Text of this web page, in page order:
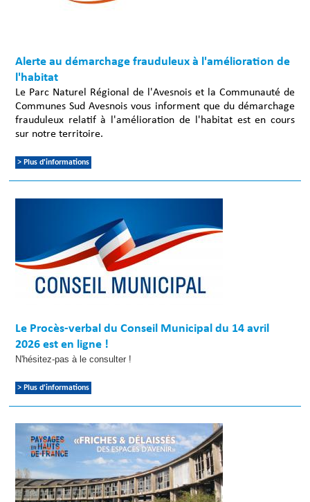
Alerte au démarchage frauduleux à l'amélioration de
l'habitat
Le Parc Naturel Régional de l'Avesnois et la Communauté de
Communes Sud Avesnois vous informent que du démarchage
frauduleux relatif à l'amélioration de l'habitat est en cours
sur notre territoire.
> Plus d'informations
Le Procès-verbal du Conseil Municipal du 14 avril
2026 est en ligne !
N'hésitez-pas à le consulter !
> Plus d'informations